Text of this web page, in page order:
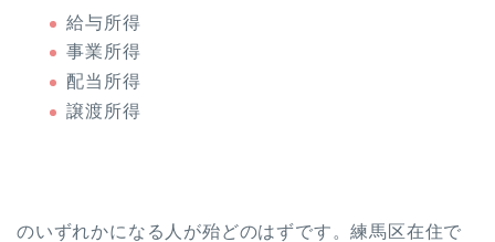
給与所得
事業所得
配当所得
譲渡所得
のいずれかになる人が殆どのはずです。練馬区在住で